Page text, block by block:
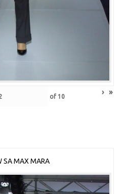
of 10 › »
SA MAX MARA